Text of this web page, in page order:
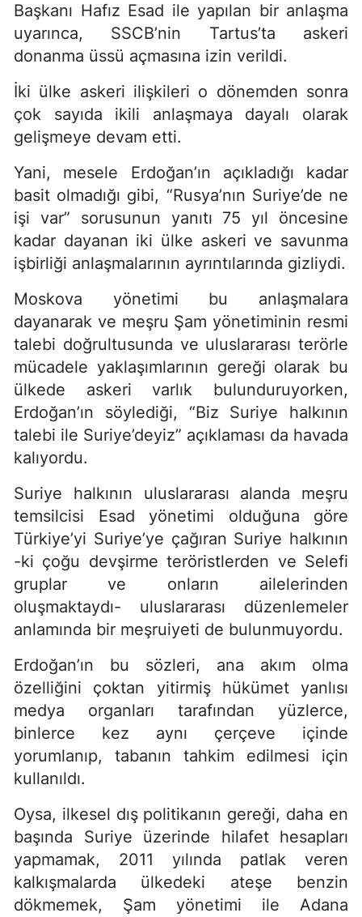
Başkanı Hafız Esad ile yapılan bir anlaşma
uyarınca, SSCB’nin Tartus’ta askeri
donanma üssü açmasına izin verildi.
İki ülke askeri ilişkileri o dönemden sonra
çok sayıda ikili anlaşmaya dayalı olarak
gelişmeye devam etti.
Yani, mesele Erdoğan’ın açıkladığı kadar
basit olmadığı gibi, “Rusya’nın Suriye’de ne
işi var” sorusunun yanıtı 75 yıl öncesine
kadar dayanan iki ülke askeri ve savunma
işbirliği anlaşmalarının ayrıntılarında gizliydi.
Moskova yönetimi bu anlaşmalara
dayanarak ve meşru Şam yönetiminin resmi
talebi doğrultusunda ve uluslararası terörle
mücadele yaklaşımlarının gereği olarak bu
ülkede askeri varlık bulunduruyorken,
Erdoğan’ın söylediği, “Biz Suriye halkının
talebi ile Suriye’deyiz” açıklaması da havada
kalıyordu.
Suriye halkının uluslararası alanda meşru
temsilcisi Esad yönetimi olduğuna göre
Türkiye’yi Suriye’ye çağıran Suriye halkının
-ki çoğu devşirme teröristlerden ve Selefi
gruplar ve onların ailelerinden
oluşmaktaydı- uluslararası düzenlemeler
anlamında bir meşruiyeti de bulunmuyordu.
Erdoğan’ın bu sözleri, ana akım olma
özelliğini çoktan yitirmiş hükümet yanlısı
medya organları tarafından yüzlerce,
binlerce kez aynı çerçeve içinde
yorumlanıp, tabanın tahkim edilmesi için
kullanıldı.
Oysa, ilkesel dış politikanın gereği, daha en
başında Suriye üzerinde hilafet hesapları
yapmamak, 2011 yılında patlak veren
kalkışmalarda ülkedeki ateşe benzin
dökmemek, Şam yönetimi ile Adana